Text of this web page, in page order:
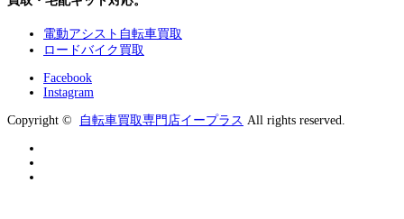
電動アシスト自転車買取
ロードバイク買取
Facebook
Instagram
Copyright © 自転車買取専門店イープラス All rights reserved.